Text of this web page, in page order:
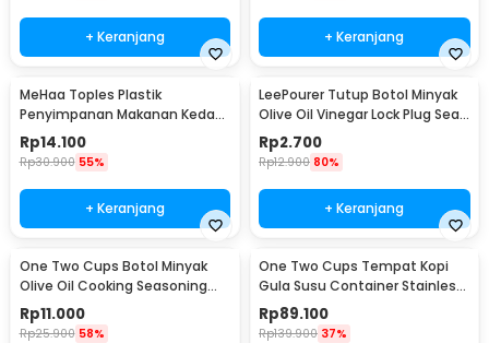
+ Keranjang + Keranjang
MeHaa Toples Plastik
Penyimpanan Makanan Kedap
Udara Storage Jar 700ml -
YF0086
Rp14.100
Rp30.900 55%
+ Keranjang
LeePourer Tutup Botol Minyak
Olive Oil Vinegar Lock Plug Seal
- HE131
Rp2.700
Rp12.900 80%
+ Keranjang
One Two Cups Botol Minyak
Olive Oil Cooking Seasoning
Bottle 500ml - CW200
Rp11.000
Rp25.900 58%
One Two Cups Tempat Kopi
Gula Susu Container Stainless
Steel 1.5L - MSS19
Rp89.100
Rp139.900 37%